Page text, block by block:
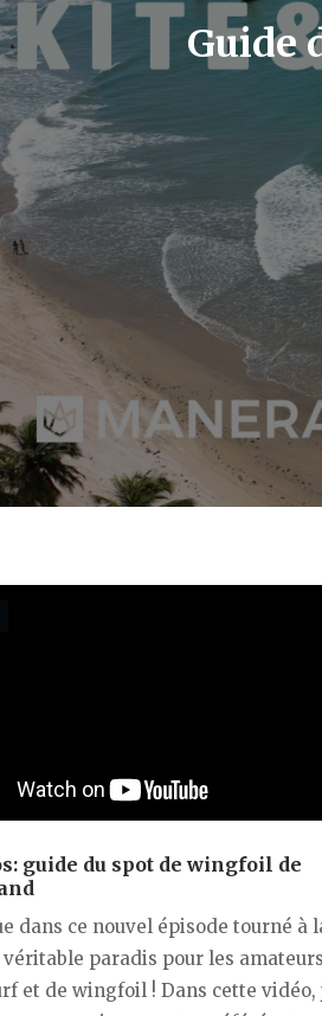
Guide
guide du spot de wingfoil de
dans ce nouvel épisode tourné à
véritable paradis pour les amateurs
et de wingfoil ! Dans cette vidéo,